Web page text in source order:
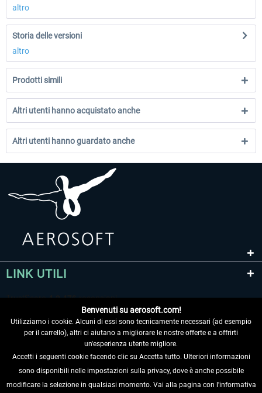
altro
Storia delle versioni
altro
Prodotti simili
Altri utenti hanno acquistato anche
Altri utenti hanno guardato anche
LINK UTILI
RECEDERE DAL CONTRATTO
Benvenuti su aerosoft.com!
Utilizziamo i cookie. Alcuni di essi sono tecnicamente necessari (ad esempio
per il carrello), altri ci aiutano a migliorare le nostre offerte e a offrirti
un'esperienza utente migliore.
Accetti i seguenti cookie facendo clic su Accetta tutto. Ulteriori informazioni
sono disponibili nelle impostazioni sulla privacy, dove è anche possibile
modificare la selezione in qualsiasi momento. Vai alla pagina con l'informativa